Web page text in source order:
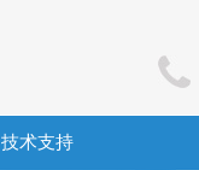
技术支持